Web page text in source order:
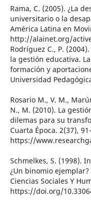
Rama, C. (2005). ¿La
universitario o la
América Latina en
http://alainet.org/
Rodríguez C., P.
la gestión educativa.
formación y
Universidad
Rosario M., V. M.,
N., M. (2010). La
dilemas para su
Cuarta Época. 2(37),
https://
Schmelkes, S. (1998).
¿Un binomio ejemplar?
Ciencias Sociales Y
https://doi.org/